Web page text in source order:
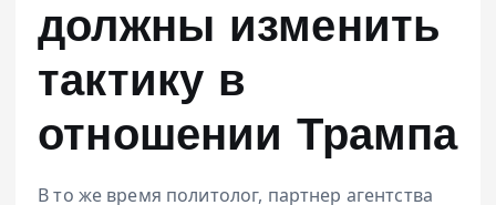
должны изменить
тактику в
отношении Трампа
В то же время политолог, партнер агентства